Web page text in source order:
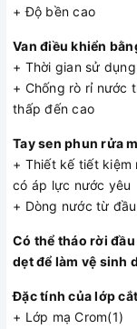
+ Độ bền cao
Van điều khiển
+ Thời gian sử
+ Chống rò rỉ nước
thấp đến cao
Tay sen phun rửa
+ Thiết kế tiết kiệm
có áp lực nước yêu
+ Dòng nước từ
Có thể tháo rời
dẹt để làm vệ sinh
Đặc tính của lớp
+ Lớp mạ Crom(1)